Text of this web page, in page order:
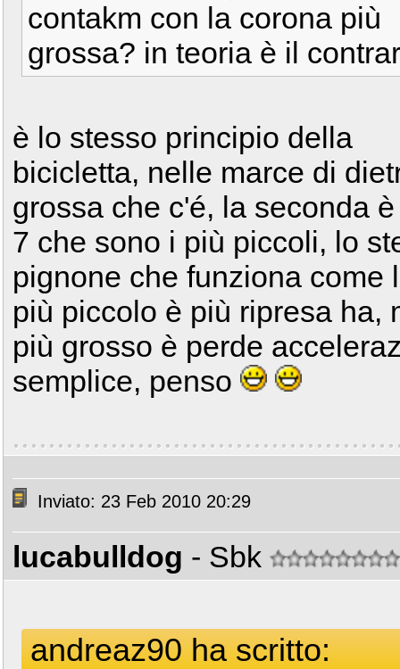
contakm con la corona più
grossa? in teoria è il
è lo stesso principio della
bicicletta, nelle marce di
grossa che c'é, la seconda
7 che sono i più piccoli, lo
pignone che funziona come
più piccolo è più ripresa ha,
più grosso è perde
semplice, penso
Inviato: 23 Feb 2010 20:29
lucabulldog - Sbk
andreaz90 ha scritto: